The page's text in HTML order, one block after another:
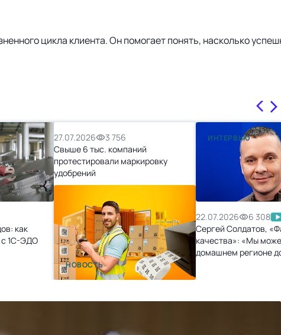
цикла клиента. Он помогает понять, насколько
как
с 1С-ЭДО
НОВОСТЬ
27.07.2026
3 756
Свыше 6 тыс. компаний
протестировали маркировку
удобрений
ИНТЕРВЬЮ
22.07.2026
6 308
Сергей Солдатов,
качества»: «Мы
домашнем регионе